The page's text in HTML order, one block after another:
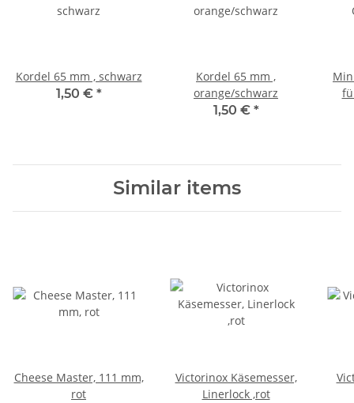
Kordel 65 mm , schwarz
1,50 € *
Kordel 65 mm ,
orange/schwarz
1,50 € *
Similar items
Cheese Master, 111 mm,
rot
Victorinox Käsemesser,
Linerlock ,rot